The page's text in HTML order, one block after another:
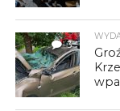
3